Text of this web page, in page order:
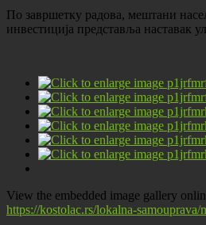
По завршетку радова, мештани
инвестиција представља наставак
View the embedded image gallery
https://kostolac.rs/lokalna-